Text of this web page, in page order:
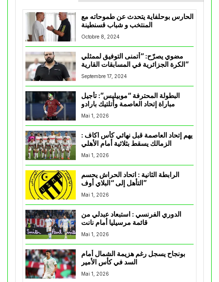
الحارس بوحلفاية يتحدث عن طموحاته مع
المنتخب و شباب قسنطينة
Octobre 8, 2024
مضوي يصرّح: “أتمنى التوفيق لممثلي
الكرة الجزائرية في المسابقات القارية”
Septembre 17, 2024
البطولة المحترفة “موبيليس”: تأجيل
مباراة إتحاد العاصمة وأتلتيك بارادو
Mai 1, 2026
يهم إتحاد العاصمة قبل نهائي كأس اكاف :
Mai 1, 2026
الرابطة الثانية : اتحاد الحراش يحسم
التأهل إلى “البلاي أوف”
Mai 1, 2026
الدوري الفرنسي : استبعاد عبدلي من
قائمة مرسيليا أمام نانت
Mai 1, 2026
بونجاح يسجل رغم هزيمة الشمال أمام
السد في كأس الأمير
Mai 1, 2026